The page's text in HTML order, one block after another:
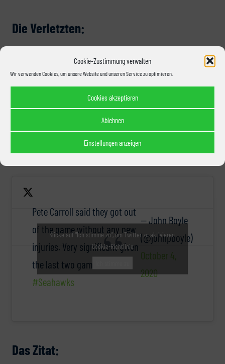
Cookie-Zustimmung verwalten
Wir verwenden Cookies, um unsere Website und unseren Service zu optimieren.
Cookies akzeptieren
Ablehnen
Einstellungen anzeigen
Die Verletzten:
Diese Rubrik lässt sich glücklicherweise kurz halten. Die Seahawks
gingen erwartungsgemäß ohne ihre Angeschlagenen, Strong Safety
Dunbar, ins Spiel. Running Back Chris Carson, der zwischenzeitlich auf
eine Gehirnerschütterung untersucht wurde, konnte schon während des
Abgerundet wird der Abend durch die Neuigkeit von Head Coach Pete
Pete Carroll said they got out
of the game without any new
injuries. Very significant given
the last two games.
#Seahawks
— John Boyle
(@johnpboyle)
October 4,
2020
Klicke auf "Ich stimme zu", um Twitter zu aktivieren
Cookie-Richtlinie
Das Zitat: